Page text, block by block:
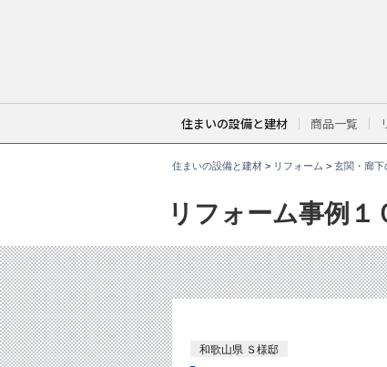
住まいの設備と建材 商品一覧
住まいの設備と建材> リフォーム > 玄関・廊下
リフォーム事例１
。
和歌山県 Ｓ様邸